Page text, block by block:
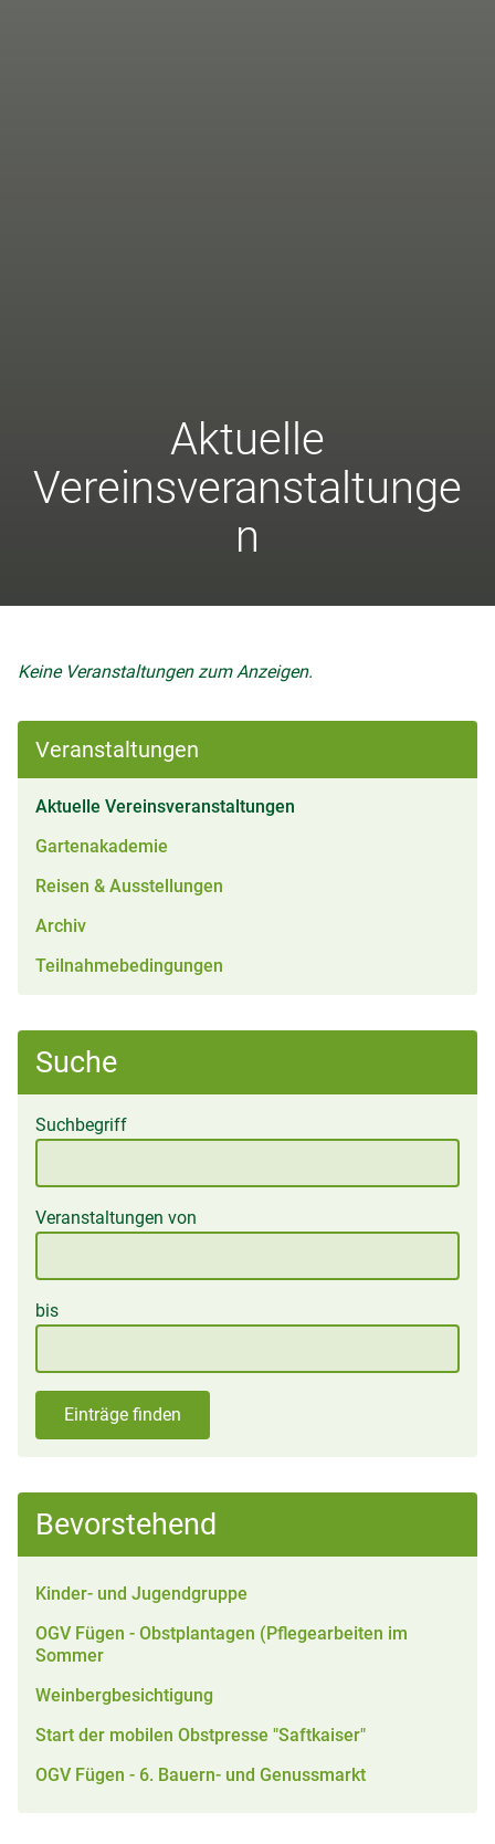
Aktuelle
Vereinsveranstaltunge
n
Veranstaltungen
Aktuelle Vereinsveranstaltungen
Gartenakademie
Reisen & Ausstellungen
Archiv
Teilnahmebedingungen
Suche
Suchbegriff
Veranstaltungen von
bis
Einträge finden
Bevorstehend
Kinder- und Jugendgruppe
OGV Fügen - Obstplantagen (Pflegearbeiten im
Sommer
Weinbergbesichtigung
Start der mobilen Obstpresse "Saftkaiser"
OGV Fügen - 6. Bauern- und Genussmarkt
Keine Veranstaltungen zum Anzeigen.